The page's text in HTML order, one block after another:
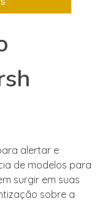
alertar e
de modelos para
surgir em suas
sobre a